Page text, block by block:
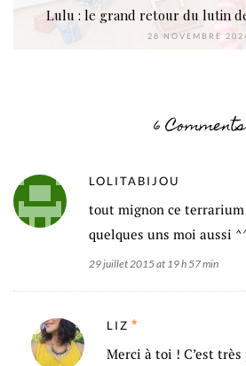
Lulu : le grand retour du lutin
28 NOVEMBRE
6 Comments
LOLITABIJOU
tout mignon ce
quelques uns moi aussi
29 juillet 2015 at 19 h 57 min
LIZ
Merci à toi ! C’est